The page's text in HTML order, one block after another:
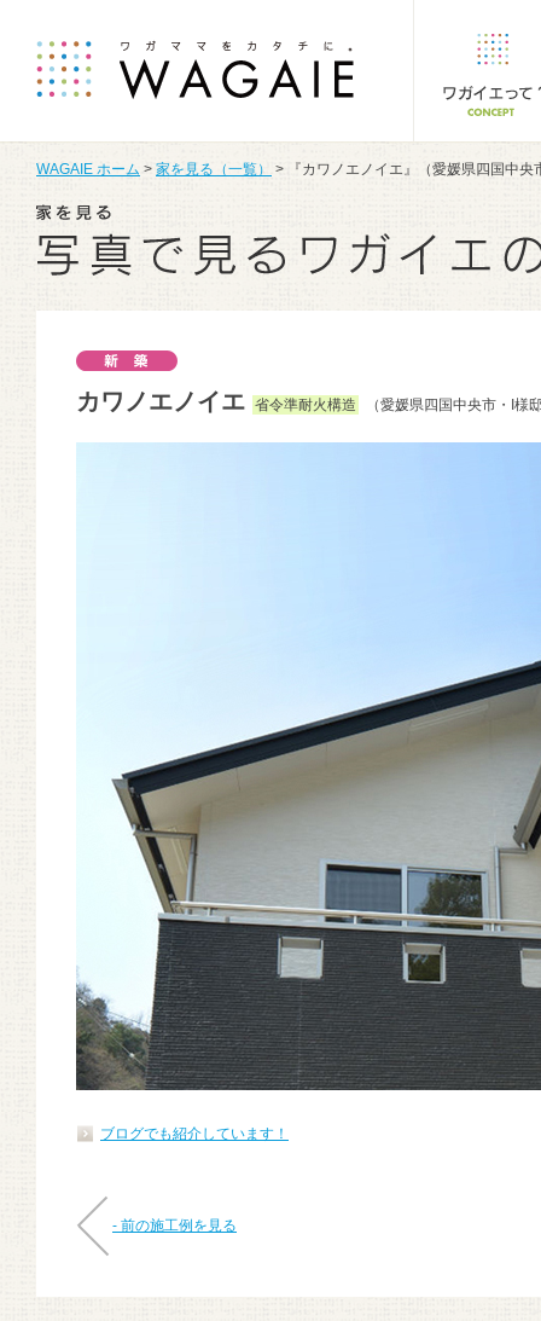
WAGAIE ホーム > 家を見る（一覧） > 『カワノエノイエ』（愛媛県四国中央
カワノエノイエ 省令準耐火構造 （愛媛県四国中央市・I様
ブログでも紹介しています！
- 前の施工例を見る